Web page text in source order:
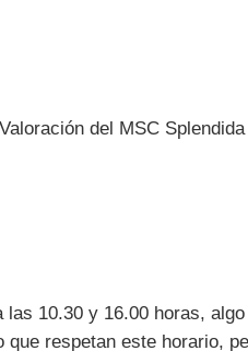
10.30 y 16.00 horas,
respetan este horario,